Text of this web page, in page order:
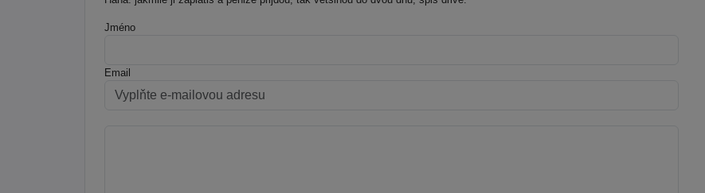
Jméno
Email